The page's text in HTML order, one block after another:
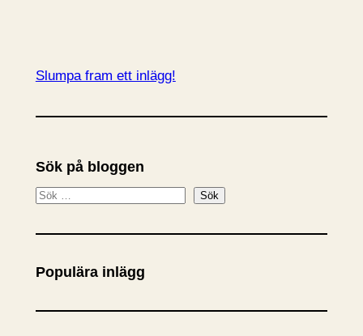
Slumpa fram ett inlägg!
Sök på bloggen
S
k
Sök
Populära inlägg